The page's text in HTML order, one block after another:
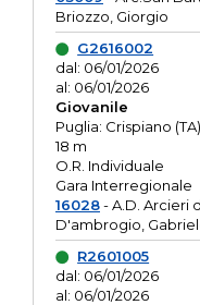
Briozzo, Giorgio
G2616002
dal: 06/01/2026
al: 06/01/2026
Giovanile
Puglia: Crispiano (TA)
18 m
O.R. Individuale
Gara Interregionale
16028- A.D. Arcieri
D'ambrogio,
R2601005
dal: 06/01/2026
al: 06/01/2026